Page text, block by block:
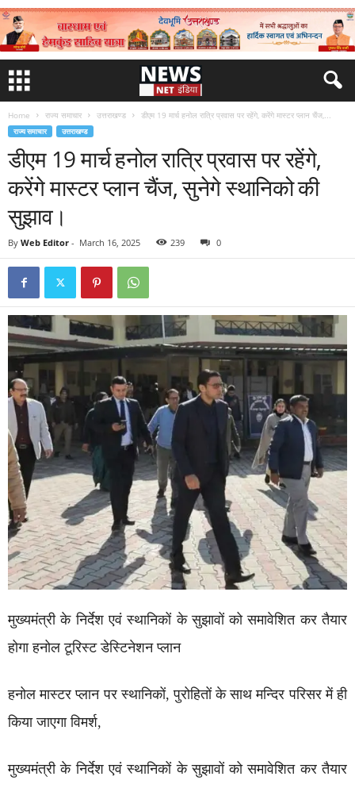
Home राज्य समाचार उत्तराखण्ड डीएम 19 मार्च हनोल रात्रि प्रवास पर रहेंगे, करेंगे मास्टर प्लान चैंज,...
राज्य समाचार उत्तराखण्ड
डीएम 19 मार्च हनोल रात्रि प्रवास पर रहेंगे,
करेंगे मास्टर प्लान चैंज, सुनेगे स्थानिको की
सुझाव।
By Web Editor - March 16, 2025 239 0
मुख्यमंत्री के निर्देश एवं स्थानिकों के सुझावों को समावेशित कर तैयार
होगा हनोल टूरिस्ट डेस्टिनेशन प्लान
हनोल मास्टर प्लान पर स्थानिकों, पुरोहितों के साथ मन्दिर परिसर में ही
किया जाएगा विमर्श,
मुख्यमंत्री के निर्देश एवं स्थानिकों के सुझावों को समावेशित कर तैयार